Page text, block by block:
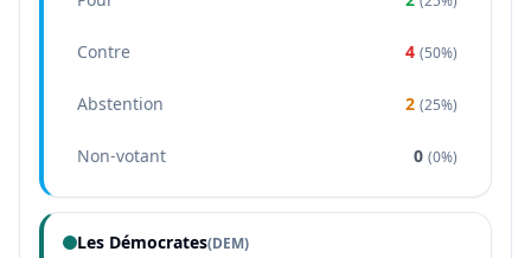
Contre 4 (50%)
Abstention 2 (25%)
Non-votant 0 (0%)
Les Démocrates(DEM)